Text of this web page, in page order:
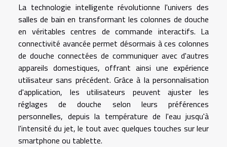
La technologie intelligente révolutionne l'univers des
salles de bain en transformant les colonnes de douche
en véritables centres de commande interactifs. La
connectivité avancée permet désormais à ces colonnes
de douche connectées de communiquer avec d'autres
appareils domestiques, offrant ainsi une expérience
utilisateur sans précédent. Grâce à la personnalisation
d'application, les utilisateurs peuvent ajuster les
réglages de douche selon leurs préférences
personnelles, depuis la température de l'eau jusqu'à
l'intensité du jet, le tout avec quelques touches sur leur
smartphone ou tablette.